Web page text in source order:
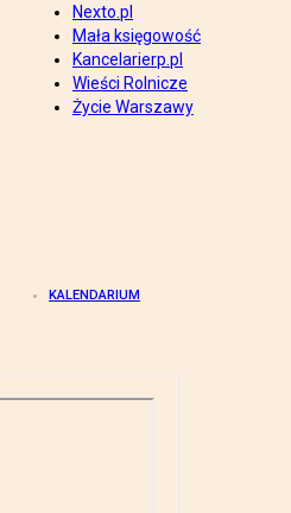
Nexto.pl
Mała księgowość
Kancelarierp.pl
Wieści Rolnicze
Życie Warszawy
KALENDARIUM